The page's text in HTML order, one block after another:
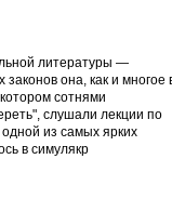
литературы —
она, как и многое
сотнями
слушали лекции по
из самых ярких
в симулякр